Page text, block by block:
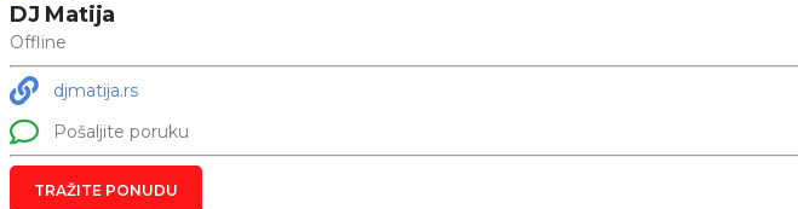
DJ Matija
Offline
djmatija.rs
Pošaljite poruku
TRAŽITE PONUDU